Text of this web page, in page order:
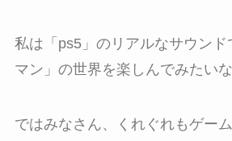
私は「ps5」のリアルなサウンド
マン」の世界を楽しんでみたいな
ではみなさん、くれぐれもゲー